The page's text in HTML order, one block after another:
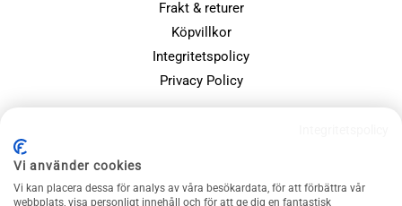
Frakt & returer
Köpvillkor
Integritetspolicy
Privacy Policy
Julklappsspelet
Vi använder cookies
Vi kan placera dessa för analys av våra besökardata, för att förbättra vår
webbplats, visa personligt innehåll och för att ge dig en fantastisk